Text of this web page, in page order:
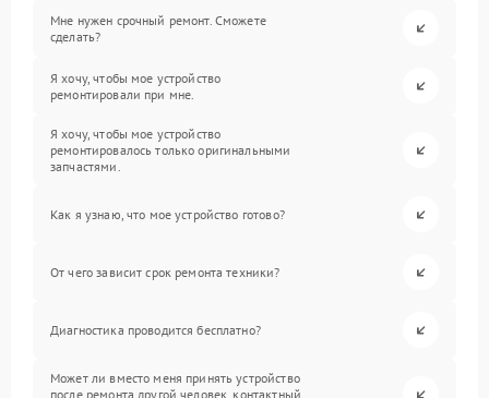
Мне нужен срочный ремонт. Сможете
сделать?
Я хочу, чтобы мое устройство
ремонтировали при мне.
Я хочу, чтобы мое устройство
ремонтировалось только оригинальными
запчастями.
Как я узнаю, что мое устройство готово?
От чего зависит срок ремонта техники?
Диагностика проводится бесплатно?
Может ли вместо меня принять устройство
после ремонта другой человек, контактный